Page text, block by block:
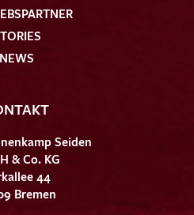
NEWS
Seiden
& Co. KG
44
Bremen